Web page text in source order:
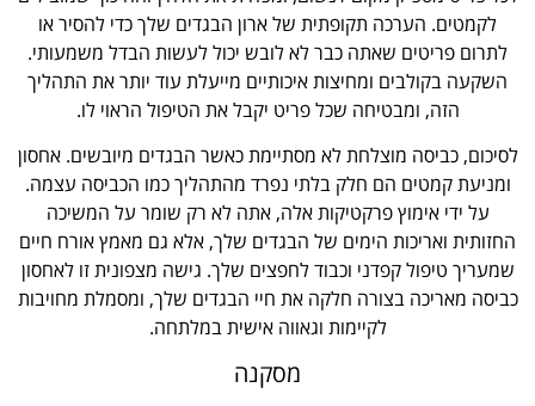
לקמטים. הערכה תקופתית של ארון הבגדים שלך כדי להסיר או
לתרום פריטים שאתה כבר לא לובש יכול לעשות הבדל משמעותי.
השקעה בקולבים ומחיצות איכותיים מייעלת עוד יותר את התהליך
הזה, ומבטיחה שכל פריט יקבל את הטיפול הראוי לו.
לסיכום, כביסה מוצלחת לא מסתיימת כאשר הבגדים מיובשים. אחסון
ומניעת קמטים הם חלק בלתי נפרד מהתהליך כמו הכביסה עצמה.
על ידי אימוץ פרקטיקות אלה, אתה לא רק שומר על המשיכה
החזותית ואריכות הימים של הבגדים שלך, אלא גם מאמץ אורח חיים
שמעריך טיפול קפדני וכבוד לחפצים שלך. גישה מצפונית זו לאחסון
כביסה מאריכה בצורה חלקה את חיי הבגדים שלך, ומסמלת מחויבות
לקיימות וגאווה אישית במלתחה.
מסקנה